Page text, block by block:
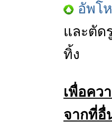
อัพโ
และตัด
ทิ้ง
เพื่อคว
จากที่อื่